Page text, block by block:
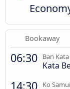
Bookaway
06:30 Ban Kata
Kata
14:30 Ko Samui